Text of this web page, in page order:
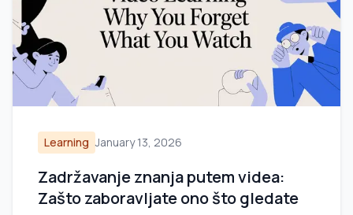
Learning January 13, 2026
Zadržavanje znanja putem videa:
Zašto zaboravljate ono što gledate